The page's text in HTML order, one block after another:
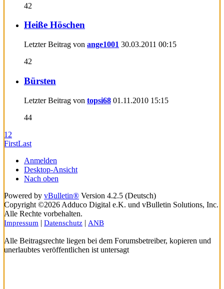
42
Heiße Höschen
Letzter Beitrag von ange1001 30.03.2011 00:15
42
Bürsten
Letzter Beitrag von topsi68 01.11.2010 15:15
44
1 2
FirstLast
Anmelden
Desktop-Ansicht
Nach oben
Powered by vBulletin® Version 4.2.5 (Deutsch)
Copyright ©2026 Adduco Digital e.K. und vBulletin Solutions, Inc.
Alle Rechte vorbehalten.
Impressum | Datenschutz | ANB
Alle Beitragsrechte liegen bei dem Forumsbetreiber, kopieren und
unerlaubtes veröffentlichen ist untersagt